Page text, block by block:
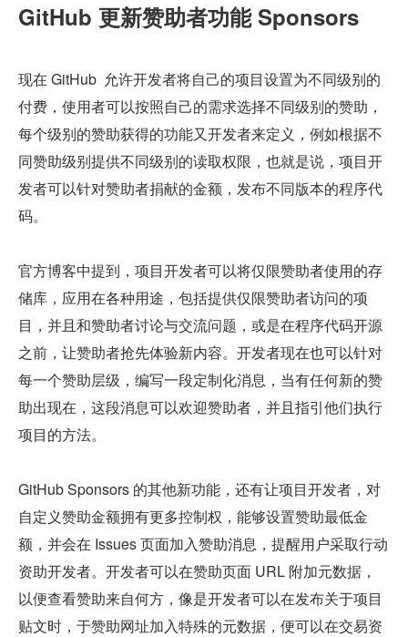
GitHub 更新赞助者功能 Sponsors
现在 GitHub  允许开发者将自己的项目设置为不同级别的
付费，使用者可以按照自己的需求选择不同级别的赞助，
每个级别的赞助获得的功能又开发者来定义，例如根据不
同赞助级别提供不同级别的读取权限，也就是说，项目开
发者可以针对赞助者捐献的金额，发布不同版本的程序代
码。
官方博客中提到，项目开发者可以将仅限赞助者使用的存
储库，应用在各种用途，包括提供仅限赞助者访问的项
目，并且和赞助者讨论与交流问题，或是在程序代码开源
之前，让赞助者抢先体验新内容。开发者现在也可以针对
每一个赞助层级，编写一段定制化消息，当有任何新的赞
助出现在，这段消息可以欢迎赞助者，并且指引他们执行
项目的方法。
GitHub Sponsors 的其他新功能，还有让项目开发者，对
自定义赞助金额拥有更多控制权，能够设置赞助最低金
额，并会在 Issues 页面加入赞助消息，提醒用户采取行动
资助开发者。开发者可以在赞助页面 URL 附加元数据，
以便查看赞助来自何方，像是开发者可以在发布关于项目
贴文时，于赞助网址加入特殊的元数据，便可以在交易资